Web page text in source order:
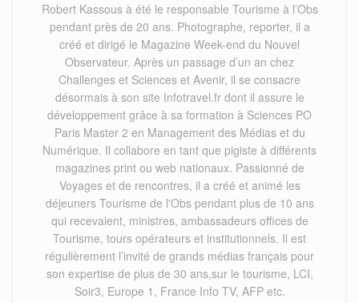
Robert Kassous à été le responsable Tourisme à l’Obs
pendant près de 20 ans. Photographe, reporter, il a
créé et dirigé le Magazine Week-end du Nouvel
Observateur. Après un passage d’un an chez
Challenges et Sciences et Avenir, il se consacre
désormais à son site Infotravel.fr dont il assure le
développement grâce à sa formation à Sciences PO
Paris Master 2 en Management des Médias et du
Numérique. Il collabore en tant que pigiste à différents
magazines print ou web nationaux. Passionné de
Voyages et de rencontres, il a créé et animé les
déjeuners Tourisme de l'Obs pendant plus de 10 ans
qui recevaient, ministres, ambassadeurs offices de
Tourisme, tours opérateurs et institutionnels. Il est
régulièrement l’invité de grands médias français pour
son expertise de plus de 30 ans,sur le tourisme, LCI,
Soir3, Europe 1, France Info TV, AFP etc.